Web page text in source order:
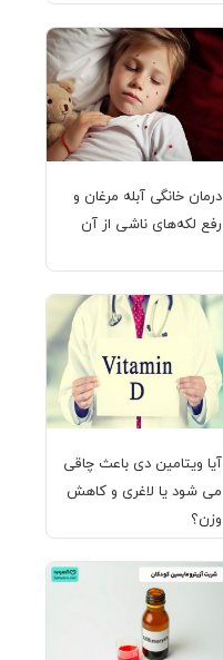
درمان خانگی آبله مرغان و
رفع لکه‌های ناشی از آن
آیا ویتامین دی باعث چاقی
می شود یا لاغری و کاهش
وزن؟